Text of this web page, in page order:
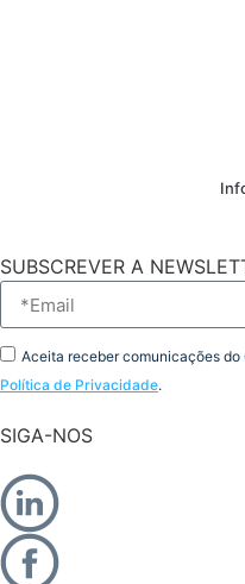
SUBSCREVER A
Aceita receber comunicações
Política de Privacidade.
SIGA-NOS